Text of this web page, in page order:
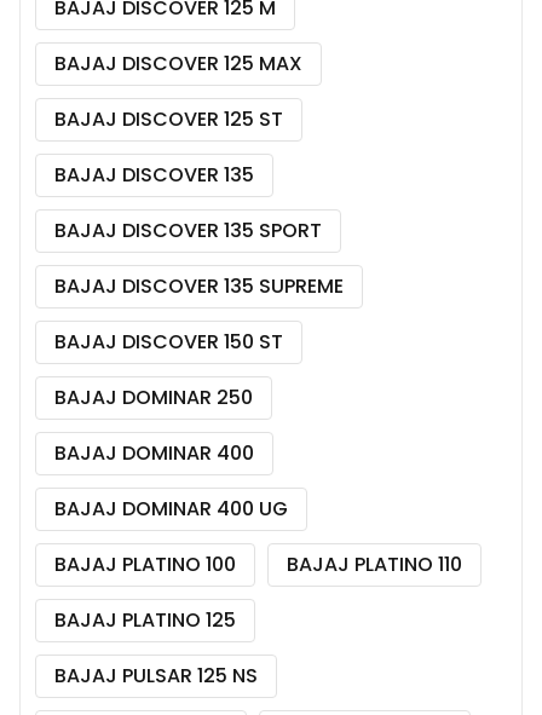
BAJAJ DISCOVER 125 M
BAJAJ DISCOVER 125 MAX
BAJAJ DISCOVER 125 ST
BAJAJ DISCOVER 135
BAJAJ DISCOVER 135 SPORT
BAJAJ DISCOVER 135 SUPREME
BAJAJ DISCOVER 150 ST
BAJAJ DOMINAR 250
BAJAJ DOMINAR 400
BAJAJ DOMINAR 400 UG
BAJAJ PLATINO 100
BAJAJ PLATINO 110
BAJAJ PLATINO 125
BAJAJ PULSAR 125 NS